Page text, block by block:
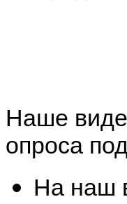
Наше
опроса
На наш